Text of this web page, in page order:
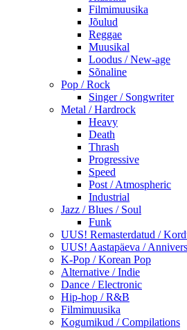
Filmimuusika
Jõulud
Reggae
Muusikal
Loodus / New-age
Sõnaline
Pop / Rock
Singer / Songwriter
Metal / Hardrock
Heavy
Death
Thrash
Progressive
Speed
Post / Atmospheric
Industrial
Jazz / Blues / Soul
Funk
UUS! Remasterdatud /
UUS! Aastapäeva /
K-Pop / Korean Pop
Alternative / Indie
Dance / Electronic
Hip-hop / R&B
Filmimuusika
Kogumikud / Compilations